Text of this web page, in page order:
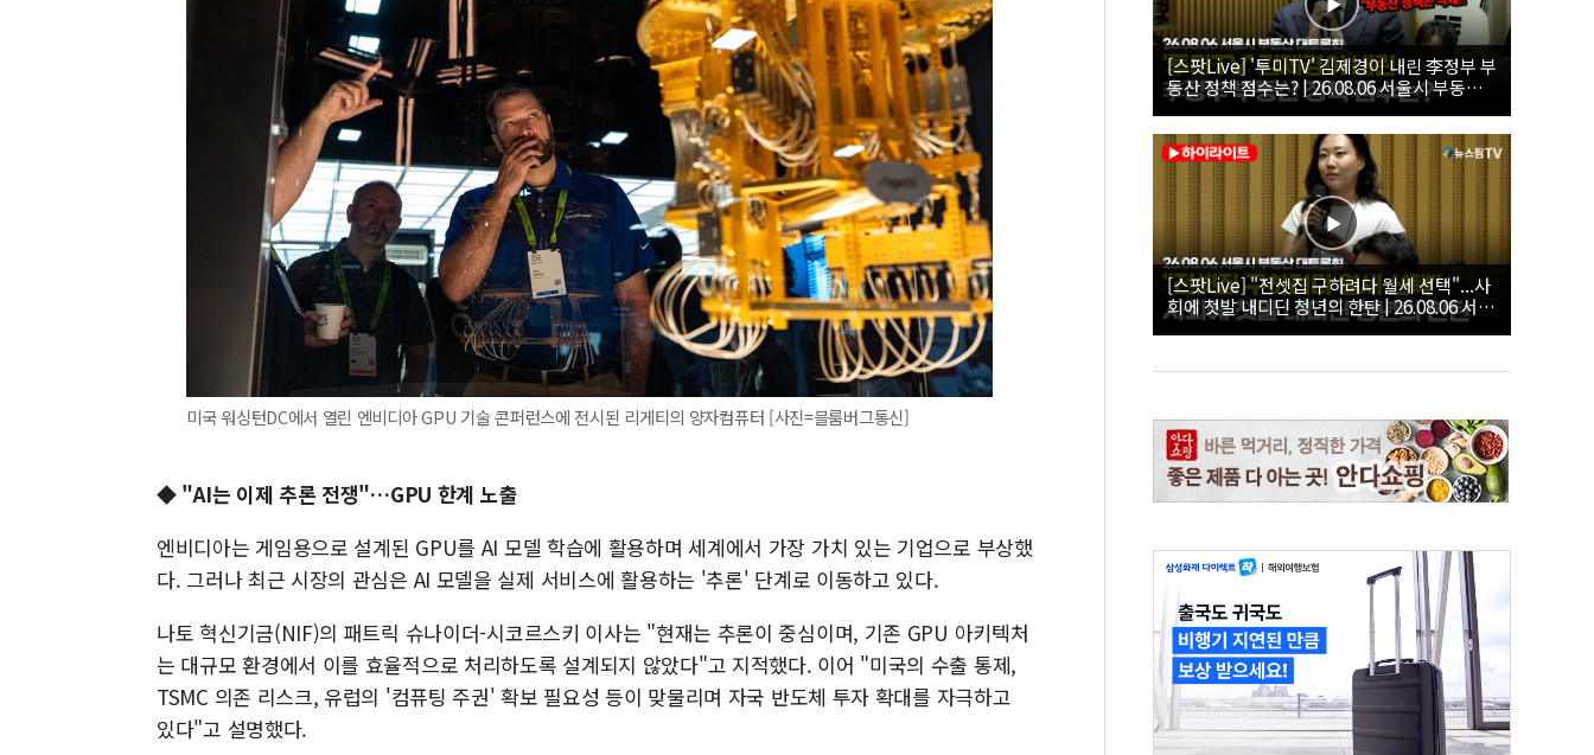
미국 워싱턴DC에서 열린 엔비디아 GPU 기술 콘퍼런스에 전시된 리게티의 양자컴퓨터 [사진=블룸버그통신]
◆ "AI는 이제 추론 전쟁"…GPU 한계 노출
엔비디아는 게임용으로 설계된 GPU를 AI 모델 학습에 활용하며 세계에서 가장 가치 있는 기업으로 부상했
다. 그러나 최근 시장의 관심은 AI 모델을 실제 서비스에 활용하는 '추론' 단계로 이동하고 있다.
나토 혁신기금(NIF)의 패트릭 슈나이더-시코르스키 이사는 "현재는 추론이 중심이며, 기존 GPU 아키텍처
는 대규모 환경에서 이를 효율적으로 처리하도록 설계되지 않았다"고 지적했다. 이어 "미국의 수출 통제,
TSMC 의존 리스크, 유럽의 '컴퓨팅 주권' 확보 필요성 등이 맞물리며 자국 반도체 투자 확대를 자극하고
있다"고 설명했다.
[스팟Live] '투미TV' 김제경이 내린 李정부 부
동산 정책 점수는? | 26.08.06 서울시 부동산
대토론회
[스팟Live] "전셋집 구하려다 월세 선택"...사
회에 첫발 내디딘 청년의 한탄 | 26.08.06 서울
시 부동산 대토론회